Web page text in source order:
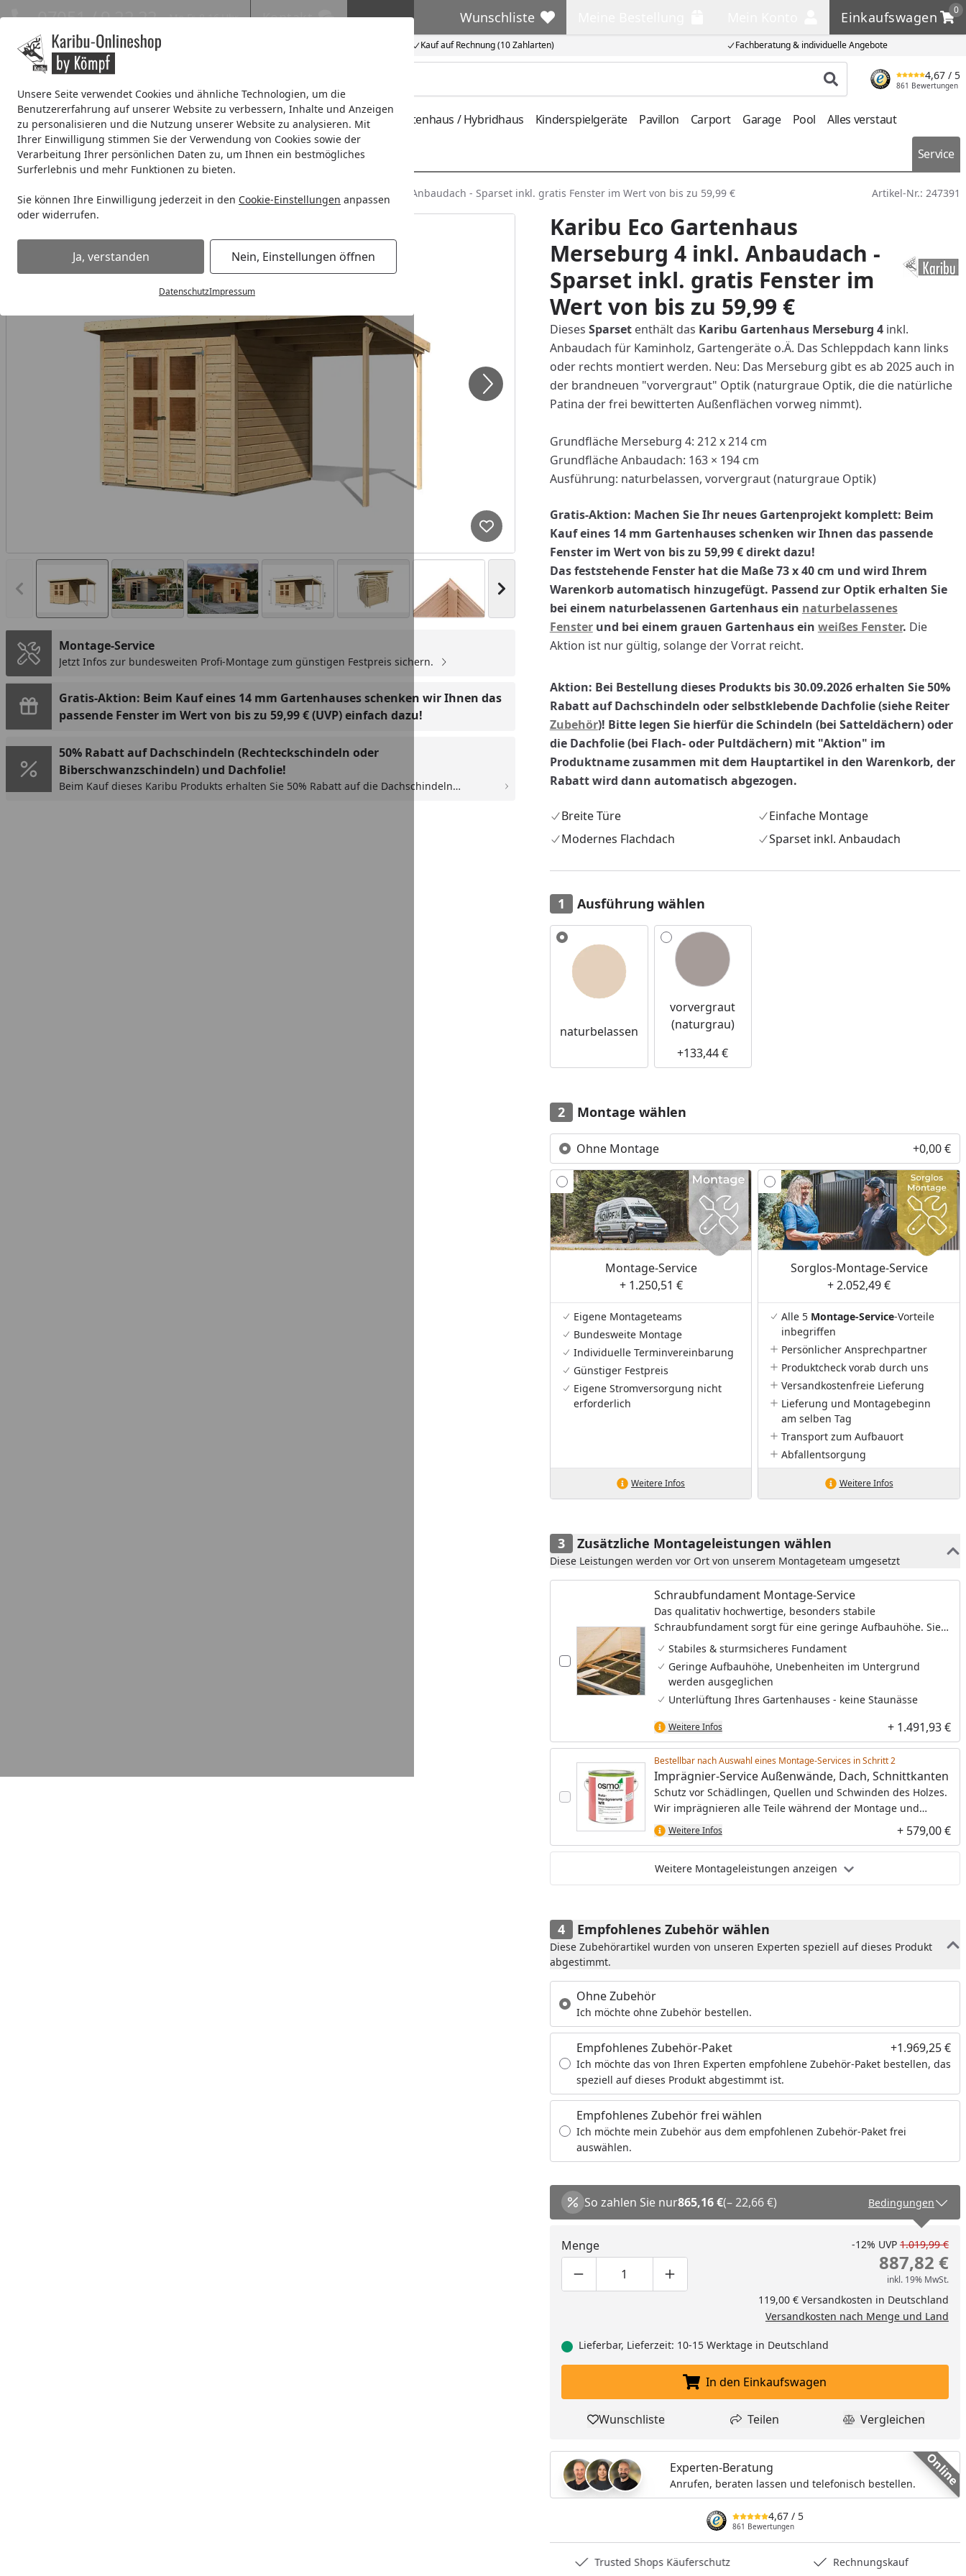
Unsere Seite verwendet Cookies und ähnliche Technologien, um die
Benutzererfahrung auf unserer Website zu verbessern, Inhalte und Anzeigen
zu personalisieren und die Nutzung unserer Website zu analysieren. Mit
Ihrer Einwilligung stimmen Sie der Verwendung von Cookies sowie der
Verarbeitung Ihrer persönlichen Daten zu, um Ihnen ein bestmögliches
Surferlebnis und mehr Funktionen zu bieten.
Sie können Ihre Einwilligung jederzeit in den Cookie-Einstellungen anpassen
oder widerrufen.
Ja, verstanden Nein, Einstellungen öffnen
DatenschutzImpressum
Eigene Montage-Teams Kauf auf Rechnung (10 Zahlarten) Fachberatung & individuelle Angebote
07051 / 9 22 22 Mo-Fr. 8-16 Uhr Kontakt Wunschliste
Wunschliste Einkaufswagen
0
Einkaufswagen
Produkt suchen
4,67 / 5
861 Bewertungen
Systemhaus Blockbohlenhaus Gartenhäuser Expresslieferung Metallgartenhaus / Hybridhaus Kinderspielgeräte Pavillon Carport Garage Pool Alles verstaut
Wellness % Sale % Service
Startseite
Systemhaus Systemhaus 14 mm Karibu Eco Gartenhaus Merseburg 4 inkl. Anbaudach - Sparset inkl. gratis Fenster im Wert von bis zu 59,99 € Artikel-Nr.: 247391
Vorheriges Bild anzeigen Nächstes Bild anzeigen
Produkt zur Wunschliste hinzufügen
Montage-Service
Jetzt Infos zur bundesweiten Profi-Montage zum günstigen Festpreis sichern.
Gratis-Aktion: Beim Kauf eines 14 mm Gartenhauses schenken wir Ihnen das
passende Fenster im Wert von bis zu 59,99 € (UVP) einfach dazu!
50% Rabatt auf Dachschindeln (Rechteckschindeln oder
Biberschwanzschindeln) und Dachfolie!
Beim Kauf dieses Karibu Produkts erhalten Sie 50% Rabatt auf die Dachschindeln
Karibu Eco Gartenhaus
Merseburg 4 inkl. Anbaudach -
Sparset inkl. gratis Fenster im
Wert von bis zu 59,99 €
Dieses Sparsetenthält das Karibu Gartenhaus Merseburg 4inkl.
Anbaudach für Kaminholz, Gartengeräte o.Ä. Das Schleppdach kann links
oder rechts montiert werden. Neu: Das Merseburg gibt es ab 2025 auch in
der brandneuen "vorvergraut" Optik (naturgraue Optik, die die natürliche
Patina der frei bewitterten Außenflächen vorweg nimmt).
Grundfläche Merseburg 4: 212 x 214 cm
Grundfläche Anbaudach: 163 × 194 cm
Ausführung: naturbelassen, vorvergraut (naturgraue Optik)
Gratis-Aktion: Machen Sie Ihr neues Gartenprojekt komplett: Beim
Kauf eines 14 mm Gartenhauses schenken wir Ihnen das passende
Fenster im Wert von bis zu 59,99 € direkt dazu!
Das feststehende Fenster hat die Maße73 x 40 cm und wird Ihrem
Warenkorb automatisch hinzugefügt. Passend zur Optik erhalten Sie
bei einem naturbelassenen Gartenhaus ein naturbelassenes
Fensterund bei einem grauen Gartenhaus ein weißes Fenster. Die
Aktion ist nur gültig, solange der Vorrat reicht.
Aktion: Bei Bestellung dieses Produkts bis 30.09.2026 erhalten Sie 50%
Rabatt auf Dachschindeln oder selbstklebende Dachfolie (siehe Reiter
Zubehör)! Bitte legen Sie hierfür die Schindeln (bei Satteldächern) oder
die Dachfolie (bei Flach- oder Pultdächern) mit "Aktion" im
Produktname zusammen mit dem Hauptartikel in den Warenkorb, der
Rabatt wird dann automatisch abgezogen.
Breite Türe
Einfache Montage
Modernes Flachdach
Sparset inkl. Anbaudach
Ausführung wählen
Alle anzeigen (2)
naturbelassen
vorvergraut
(naturgrau)
+133,44 €
Montage wählen
Ohne Montage +0,00 €
Montage-Service
+ 1.250,51 €
Eigene Montageteams
Bundesweite Montage
Individuelle Terminvereinbarung
Günstiger Festpreis
Eigene Stromversorgung nicht
erforderlich
Weitere Infos
Sorglos-Montage-Service
+ 2.052,49 €
Alle 5 Montage-Service-Vorteile
inbegriffen
Persönlicher Ansprechpartner
Produktcheck vorab durch uns
Versandkostenfreie Lieferung
Lieferung und Montagebeginn
am selben Tag
Transport zum Aufbauort
Abfallentsorgung
Weitere Infos
Zusätzliche Montageleistungen wählen
Diese Leistungen werden vor Ort von unserem Montageteam umgesetzt
Schraubfundament Montage-Service
Das qualitativ hochwertige, besonders stabile
Schraubfundament sorgt für eine geringe Aufbauhöhe. Sie
haben damit eine bequeme, niedrige Stufe und gleichzeitig
dem Schraubfundament keine Gummi-Pads und
Sturmwinkel.
Stabiles & sturmsicheres Fundament
Geringe Aufbauhöhe, Unebenheiten im Untergrund
werden ausgeglichen
Unterlüftung Ihres Gartenhauses - keine Staunässe
Weitere Infos + 1.491,93 €
Bestellbar nach Auswahl eines Montage-Services in Schritt
Imprägnier-Service Außenwände, Dach, Schnittkanten
Schutz vor Schädlingen, Quellen und Schwinden des Holzes.
Wir imprägnieren alle Teile während der Montage und
schaffen so die optimale Grundlage für den Endanstrich.
Weitere Infos + 579,00 €
Weitere Montageleistungen anzeigen
Empfohlenes Zubehör wählen
Diese Zubehörartikel wurden von unseren Experten speziell auf dieses Produkt
abgestimmt.
Ohne Zubehör
Ich möchte ohne Zubehör bestellen.
Empfohlenes Zubehör-Paket +1.969,25 €
Ich möchte das von Ihren Experten empfohlene Zubehör-Paket bestellen, das
speziell auf dieses Produkt abgestimmt ist.
Empfohlenes Zubehör frei wählen
Ich möchte mein Zubehör aus dem empfohlenen Zubehör-Paket frei
auswählen.
So zahlen Sie nur865,16 €(– 22,66 €) Bedingungen
Menge
Produktmenge um eins verringern
Produktmenge manuell eingeben
Produktmenge um eins erhöhen
-12% UVP 1.019,99 €
887,82 €
inkl. 19% MwSt.
119,00 € Versandkosten in Deutschland
Versandkosten nach Menge und Land
Lieferbar, Lieferzeit: 10-15 Werktage in Deutschland
In den Einkaufswagen legen
In den Einkaufswagen
Produkt zur Wunschliste hinzufügen
Wunschliste Teilen
Teilen Produkt
Vergleichen
Online
Experten-Beratung
Anrufen, beraten lassen und telefonisch bestellen.
4,67 / 5
861 Bewertungen
Trusted Shops Käuferschutz Rechnungskauf